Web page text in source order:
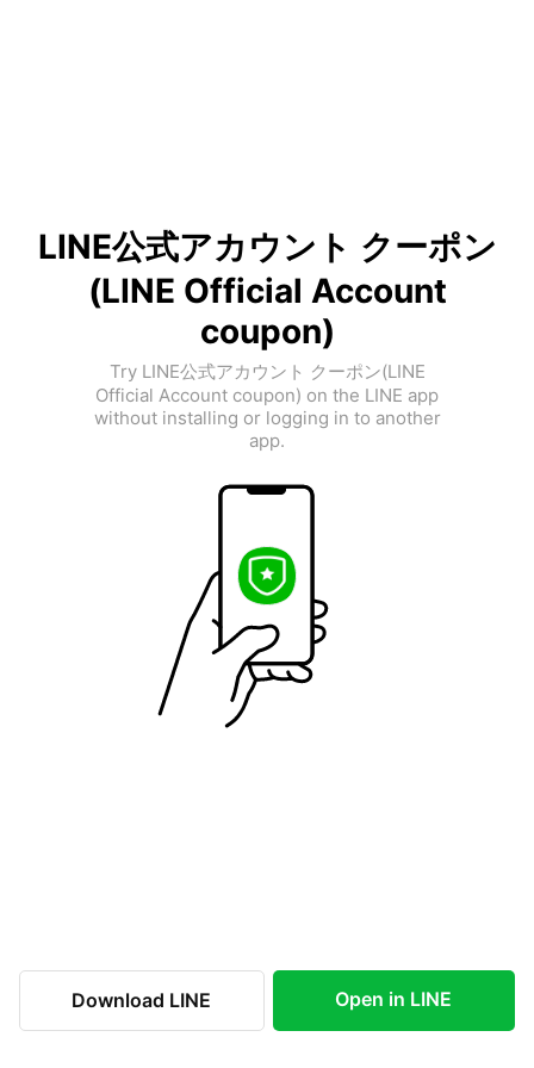
LINE公式アカウント クーポン
(LINE Official Account
coupon)
Try LINE公式アカウント クーポン(LINE
Official Account coupon) on the LINE app
without installing or logging in to another
app.
Download LINE Open in LINE